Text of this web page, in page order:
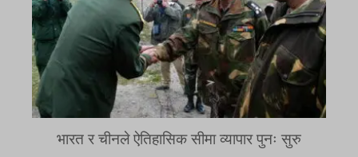
भारत र चीनले ऐतिहासिक सीमा व्यापार पुनः सुरु